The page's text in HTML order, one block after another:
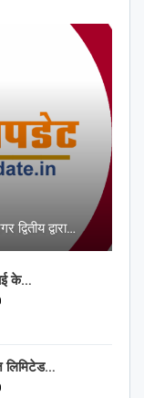
द्वारा…
के…
लिमिटेड…